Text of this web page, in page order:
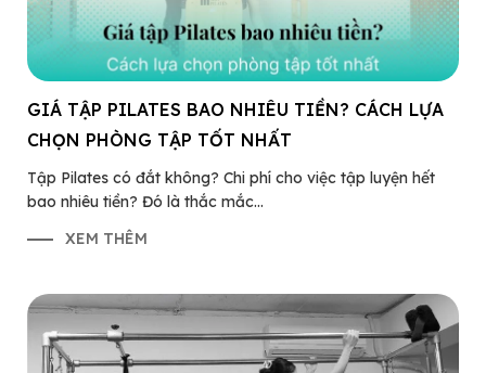
GIÁ TẬP PILATES BAO NHIÊU TIỀN? CÁCH LỰA
CHỌN PHÒNG TẬP TỐT NHẤT
Tập Pilates có đắt không? Chi phí cho việc tập luyện hết
bao nhiêu tiền? Đó là thắc mắc...
XEM THÊM